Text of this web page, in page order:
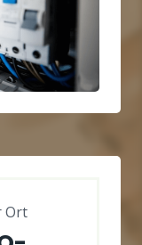
Ort